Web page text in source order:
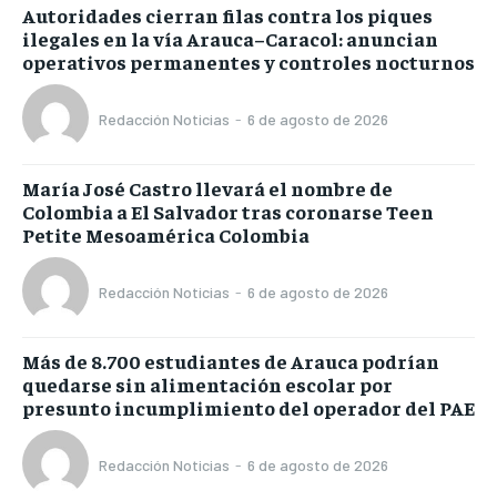
Autoridades cierran filas contra los piques
ilegales en la vía Arauca–Caracol: anuncian
operativos permanentes y controles nocturnos
Redacción Noticias - 6 de agosto de 2026
María José Castro llevará el nombre de
Colombia a El Salvador tras coronarse Teen
Petite Mesoamérica Colombia
Redacción Noticias - 6 de agosto de 2026
Más de 8.700 estudiantes de Arauca podrían
quedarse sin alimentación escolar por
presunto incumplimiento del operador del PAE
Redacción Noticias - 6 de agosto de 2026